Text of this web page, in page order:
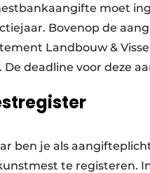
moet
Bovenop de
Landbouw &
deadline voor deze
ben je als
te registeren.